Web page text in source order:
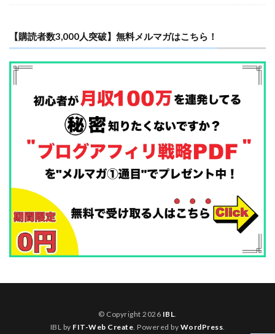
【購読者数3,000人突破】無料メルマガはこちら！
© Copyright 2026 IBL
IBL by FIT-Web Create . Powered by WordPress